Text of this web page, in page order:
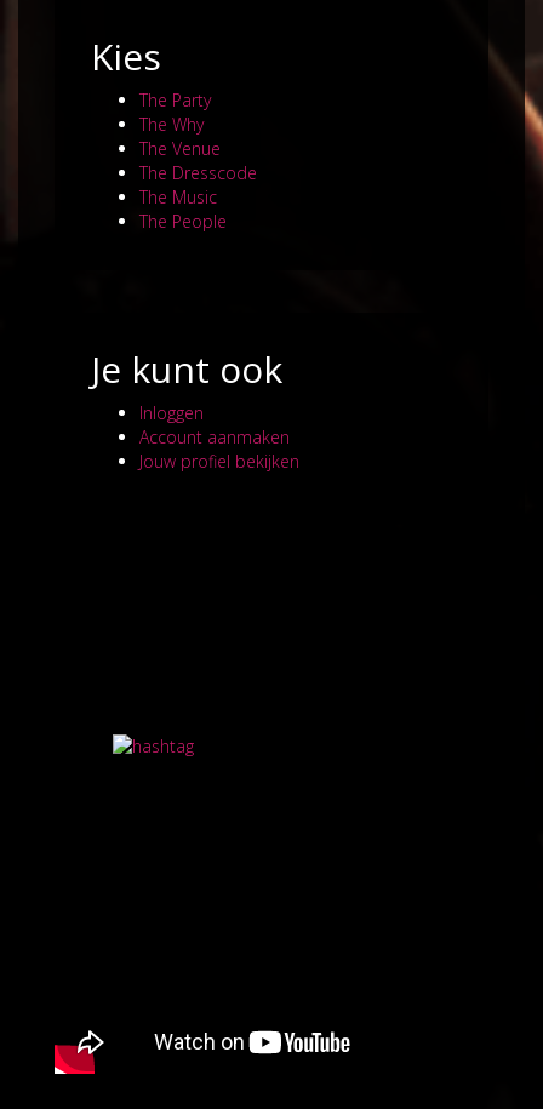
Kies
The Party
The Why
The Venue
The Dresscode
The Music
The People
Je kunt ook
Inloggen
Account aanmaken
Jouw profiel bekijken